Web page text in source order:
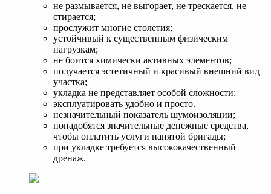
не размывается, не выгорает, не трескается, не
стирается;
прослужит многие столетия;
устойчивый к существенным физическим
нагрузкам;
не боится химически активных элементов;
получается эстетичный и красивый внешний вид
участка;
укладка не представляет особой сложности;
эксплуатировать удобно и просто.
незначительный показатель шумоизоляции;
понадобятся значительные денежные средства,
чтобы оплатить услуги нанятой бригады;
при укладке требуется высококачественный
дренаж.